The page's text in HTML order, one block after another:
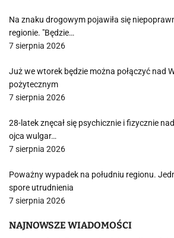
Na znaku drogowym pojawiła się
regionie. "Będzie…
7 sierpnia 2026
Już we wtorek będzie można połączyć nad
pożytecznym
7 sierpnia 2026
28-latek znęcał się psychicznie i fizycznie
ojca wulgar…
7 sierpnia 2026
Poważny wypadek na południu regionu.
spore utrudnienia
7 sierpnia 2026
NAJNOWSZE WIADOMOŚCI